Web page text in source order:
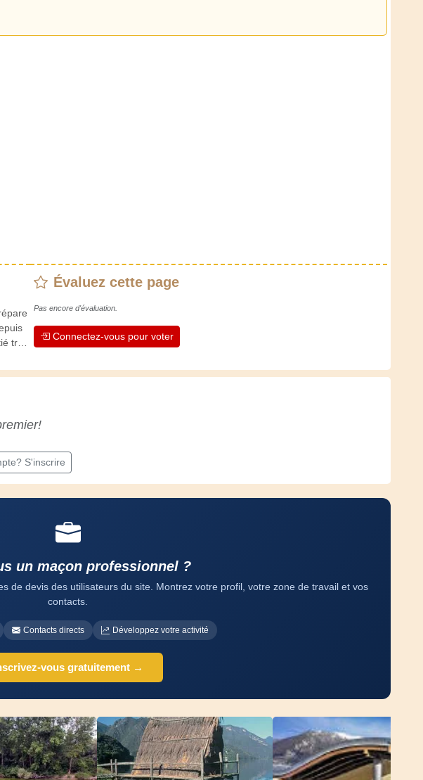
très
! Elle
Évaluez cette page
Pas encore d'évaluation.
Connectez-vous pour voter
S'inscrire
un maçon professionnel ?
de devis des utilisateurs du site. Montrez votre profil, votre zone de travail et vos
contacts.
Contacts directs Développez votre activité
vous gratuitement →